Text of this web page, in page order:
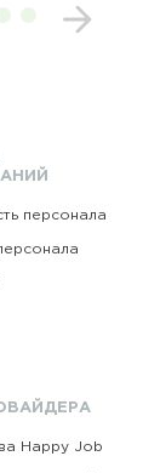
персонала
Happy Job